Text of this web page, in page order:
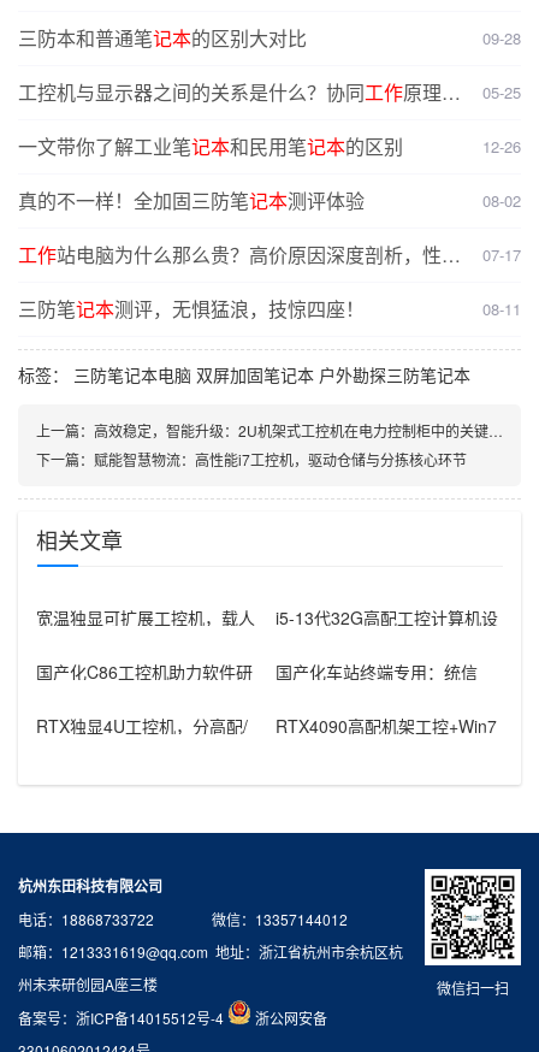
三防本和普通笔记本的区别大对比 09-28
工控机与显示器之间的关系是什么？协同工作原理介
05-25
一文带你了解工业笔记本和民用笔记本的区别 12-26
真的不一样！全加固三防笔记本测评体验 08-02
工作站电脑为什么那么贵？高价原因深度剖析，性能
07-17
三防笔记本测评，无惧猛浪，技惊四座！ 08-11
标签： 三防笔记本电脑 双屏加固笔记本 户外勘探三防笔记本
上一篇： 高效稳定，智能升级：2U机架式工控机在电力控制柜中的关键应用
下一篇： 赋能智慧物流：高性能i7工控机，驱动仓储与分拣核心环节
相关文章
宽温独显可扩展工控机，载人
怎么选？
i5-13代32G高配工控计算机设
国产化C86工控机助力软件研
国产化车站终端专用：统信
机落地方
RTX独显4U工控机，分高配/
RTX4090高配机架工控+Win7
微信扫一扫
杭州东田科技有限公司
电话：18868733722 微信：13357144012
邮箱：1213331619@qq.com 地址：浙江省杭州市余杭区杭
州未来研创园A座三楼
备案号： 浙ICP备14015512号-4
浙公网安备